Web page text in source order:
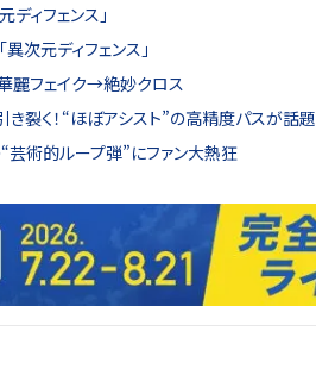
ディフェンス」
異次元ディフェンス」
麗フェイク→絶妙クロス
裂く！“ほぼアシスト”の高精度パスが話題
“芸術的ループ弾”にファン大熱狂